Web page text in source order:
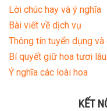
Lời chúc hay và ý nghĩa
Bài viết về dịch vụ
Thông tin tuyển dụng
Bí quyết giữ hoa tươi lâu
Ý nghĩa các loài hoa
KẾT